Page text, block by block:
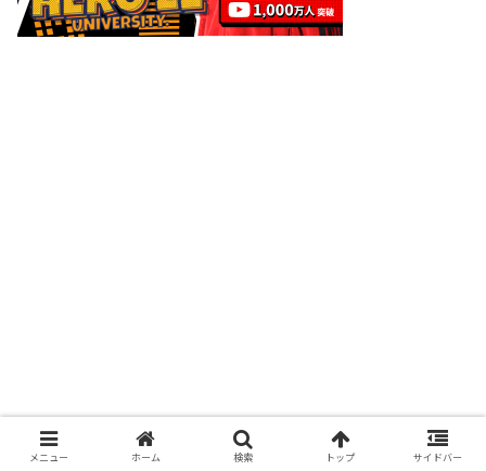
メニュー ホーム 検索 トップ サイドバー